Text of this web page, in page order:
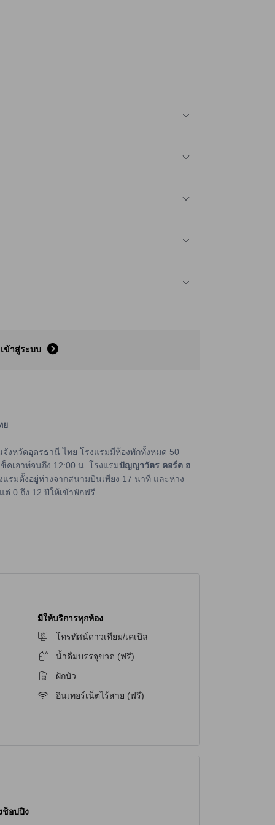
เข้าสู่ระบบ
ย
งหวัดอุดรธานี ไทย โรงแรมมีห้องพักทั้งหมด 50
คเอาท์จนถึง 12:00 น. โรงแรมปัญญาวัตร คอร์ต อ
รมตั้งอยู่ห่างจากสนามบินเพียง 17 นาที และห่าง
ต่ 0 ถึง 12 ปีให้เข้าพักฟรี
งที่หลากหลายเพื่อให้คุณสามารถเดินทางไปยัง
ตัว อพาร์ทเมนท์ยังมีบริการรถรับส่งฟรีเพื่อพาคุณ
ถเดินทางไปยังปลายทางของคุณได้อย่างสะดวก
ละสนุกกับการเข้าพักที่สะดวกสบาย จองห้องพักที่
มีให้บริการทุกห้อง
โทรทัศน์ดาวเทียม/เคเบิล
น้ำดื่มบรรจุขวด (ฟรี)
ฝักบัว
อินเทอร์เน็ตไร้สาย (ฟรี)
ช็อปปิ้ง